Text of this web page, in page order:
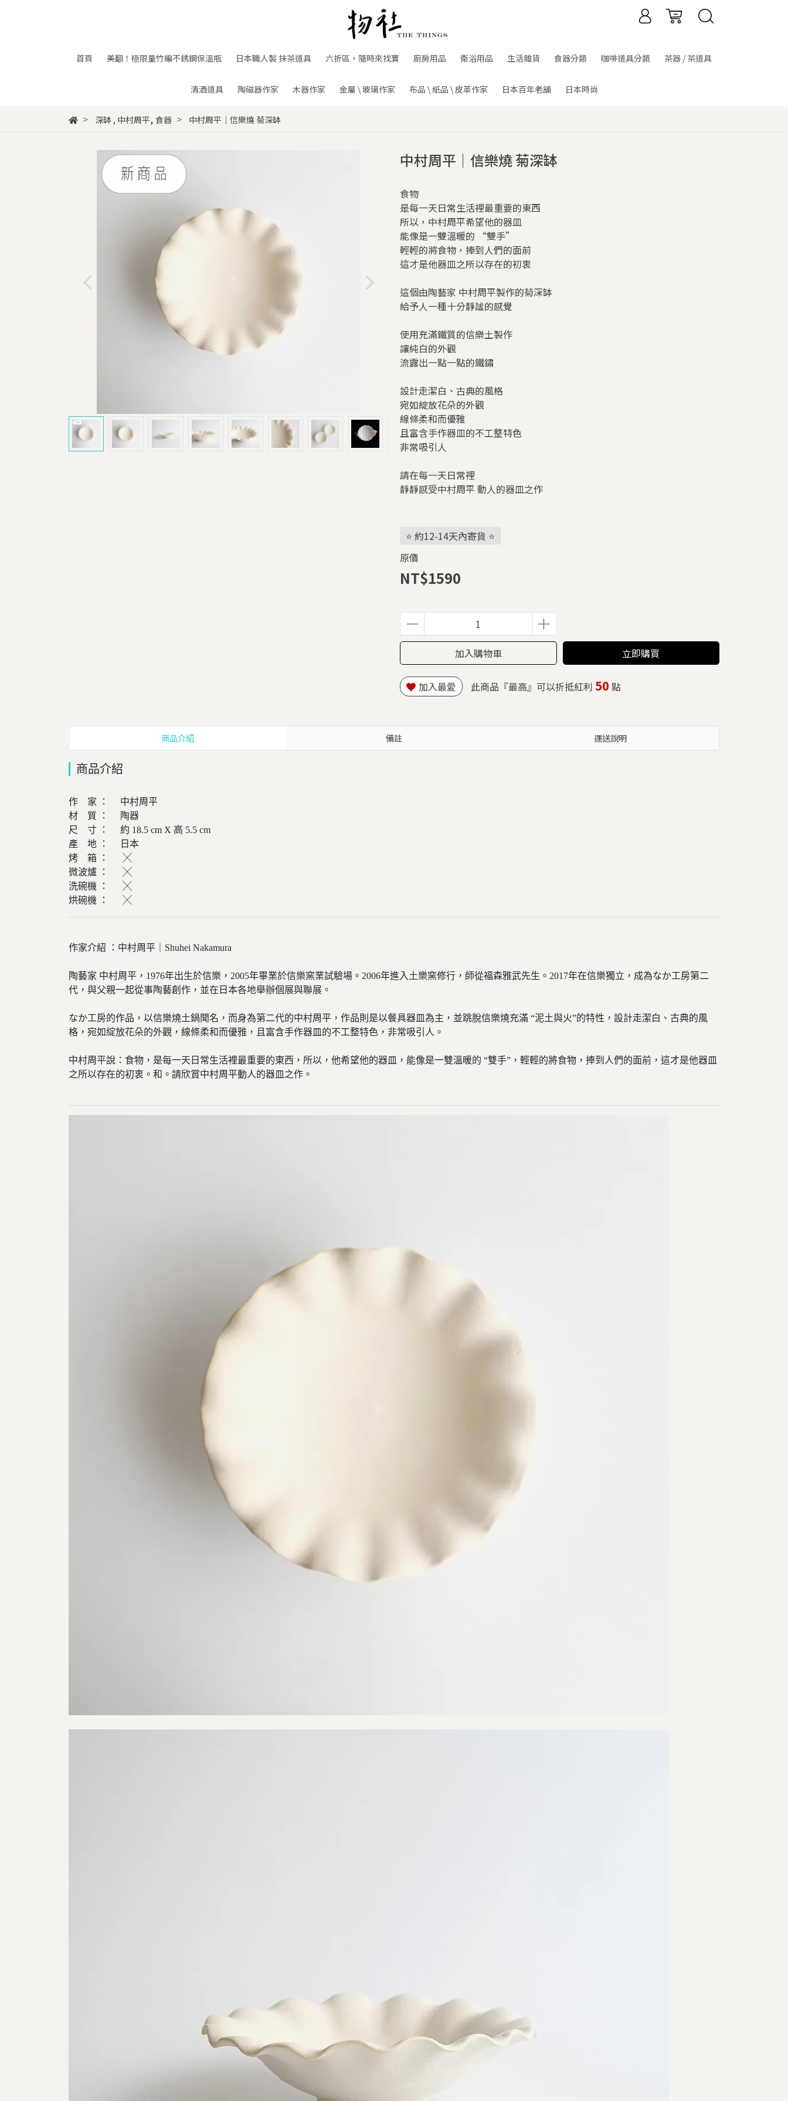
首頁 美翻！極限量竹編不銹鋼保溫瓶 日本職人製 抹茶道具 六折區，隨時來找寶 廚房用品 衛浴用品 生活雜貨 食器分類 咖啡道具分類 茶器 / 茶道具
清酒道具 陶磁器作家 木器作家 金屬 \ 玻璃作家 布品 \ 紙品 \ 皮革作家 日本百年老舖 日本時尚
深缽, 中村周平, 食器 中村周平｜信樂燒 菊深缽
中村周平｜信樂燒 菊深缽
食物
是每一天日常生活裡最重要的東西
所以，中村周平希望他的器皿
能像是一雙溫暖的 “雙手”
輕輕的將食物，捧到人們的面前
這才是他器皿之所以存在的初衷
這個由陶藝家 中村周平製作的菊深缽
給予人一種十分靜謐的感覺
使用充滿鐵質的信樂土製作
讓純白的外觀
流露出一點一點的鐵鏽
設計走潔白、古典的風格
宛如綻放花朵的外觀
線條柔和而優雅
且富含手作器皿的不工整特色
非常吸引人
請在每一天日常裡
靜靜感受中村周平 動人的器皿之作
⭐ 約12-14天內寄貨 ⭐
原價
NT$1590
加入購物車 立即購買
加入最愛 此商品『最高』可以折抵紅利 50 點
商品介紹 備註 運送說明
商品介紹
作 家 ： 中村周平
材 質 ： 陶器
尺 寸 ： 約 18.5 cm X 高 5.5 cm
產 地 ： 日本
烤 箱 ： ╳
微波爐 ： ╳
洗碗機 ： ╳
烘碗機 ： ╳
作家介紹 ：中村周平｜Shuhei Nakamura
陶藝家 中村周平，1976年出生於信樂，2005年畢業於信樂窯業試驗場。2006年進入土樂窯修行，師從福森雅武先生。2017年在信樂獨立，成為なか工房第二
代，與父親一起從事陶藝創作，並在日本各地舉辦個展與聯展。
なか工房的作品，以信樂燒土鍋聞名，而身為第二代的中村周平，作品則是以餐具器皿為主，並跳脫信樂燒充滿 “泥土與火”的特性，設計走潔白、古典的風
格，宛如綻放花朵的外觀，線條柔和而優雅，且富含手作器皿的不工整特色，非常吸引人。
中村周平說：食物，是每一天日常生活裡最重要的東西，所以，他希望他的器皿，能像是一雙溫暖的 “雙手”，輕輕的將食物，捧到人們的面前，這才是他器皿
之所以存在的初衷。和。請欣賞中村周平動人的器皿之作。